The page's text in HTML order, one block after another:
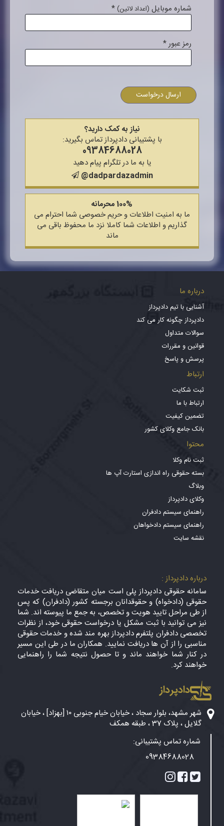
شماره موبایل (اعداد لاتین) *
رمز عبور*
ارسال درخواست
نیاز به کمک دارید؟
با پشتیبانی دادپرداز تماس بگیرید:
09384688028
یا به ما در تلگرام پیام دهید
@dadpardazadmin
100% محرمانه
ما به امنیت اطلاعات و حریم خصوصی شما احترام می
گذاریم و اطلاعات شما کاملا نزد ما محفوظ باقی می
ماند
درباره ما
آشنایی با تیم دادپرداز
دادپرداز چگونه کار می کند
سوالات متداول
قوانین و مقررات
پرسش و پاسخ
ارتباط
ثبت شکایت
ارتباط با ما
تضمین کیفیت
بانک جامع وکلای کشور
محتوا
ثبت نام وکلا
بسته حقوقی راه اندازی استارت آپ ها
وبلاگ
وکلای دادپرداز
راهنمای سیستم دادفران
راهنمای سیستم دادخواهان
نقشه سایت
درباره دادپرداز :
سامانه حقوقی دادپرداز پلی است میان متقاضی دریافت خدمات
حقوقی (دادخواه) و حقوقدانان برجسته کشور (دادفران) که پس
از طی مراحل تایید هویت و تخصص، به جمع ما پیوسته اند. شما
نیز می توانید با ثبت مشکل یا درخواست حقوقی خود، از نظرات
تخصصی دادفران پلتفرم دادپرداز بهره مند شده و خدمات حقوقی
مناسبی را از آن ها دریافت نمایید. همکاران ما در طی این مسیر
در کنار شما خواهند ماند و تا حصول نتیجه شما را راهنمایی
خواهند کرد.
دادپرداز
شهر مشهد، بلوار سجاد ، خیابان خیام جنوبی ۱۰ [بهزاد] ، خیابان
گلایل ، پلاک 37 ، طبقه همکف
شماره تماس پشتیبانی:
09384688028